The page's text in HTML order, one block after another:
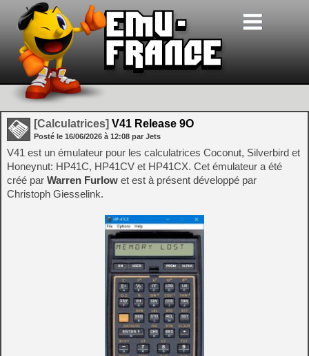
[Calculatrices] V41 Release 9O
Posté le 16/06/2026 à 12:08 par Jets
V41 est un émulateur pour les calculatrices Coconut, Silverbird et
Honeynut: HP41C, HP41CV et HP41CX. Cet émulateur a été
créé par Warren Furlow et est à présent développé par
Christoph Giesselink.